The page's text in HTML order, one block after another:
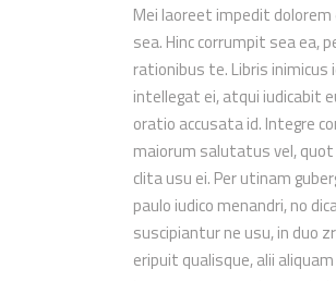
Mei laoreet impedit
sea. Hinc corrumpit sea ea,
rationibus te. Libris inimicus
intellegat ei, atqui iudicabit
oratio accusata id. Integre
maiorum salutatus vel, quot
clita usu ei. Per utinam
paulo iudico menandri, no
suscipiantur ne usu, in duo
eripuit qualisque, alii